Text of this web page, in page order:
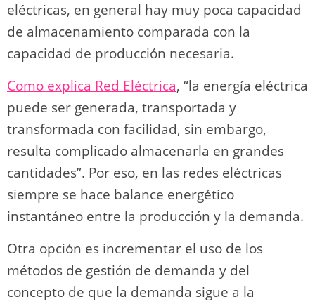
eléctricas, en general hay muy poca capacidad
de almacenamiento comparada con la
capacidad de producción necesaria.
Como explica Red Eléctrica, “la energía eléctrica
puede ser generada, transportada y
transformada con facilidad, sin embargo,
resulta complicado almacenarla en grandes
cantidades”. Por eso, en las redes eléctricas
siempre se hace balance energético
instantáneo entre la producción y la demanda.
Otra opción es incrementar el uso de los
métodos de gestión de demanda y del
concepto de que la demanda sigue a la